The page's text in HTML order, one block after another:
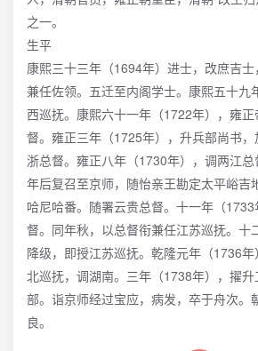
之一。
生平
康熙三十三年（1694年）进士，改庶吉
兼任佐领。五迁至内阁学士。康熙五十九
西巡抚。康熙六十一年（1722年），雍
督。雍正三年（1725年），升兵部尚书
浙总督。雍正八年（1730年），调两江
年后复召至京师，随怡亲王勘定太平峪吉
哈尼哈番。随署云贵总督。十一年（
督。同年秋，以总督衔兼任江苏巡抚。十
降级，即授江苏巡抚。乾隆元年（1736
北巡抚，调湖南。三年（1738年），擢
部。诣京师经过宝应，病发，卒于舟次。
良。